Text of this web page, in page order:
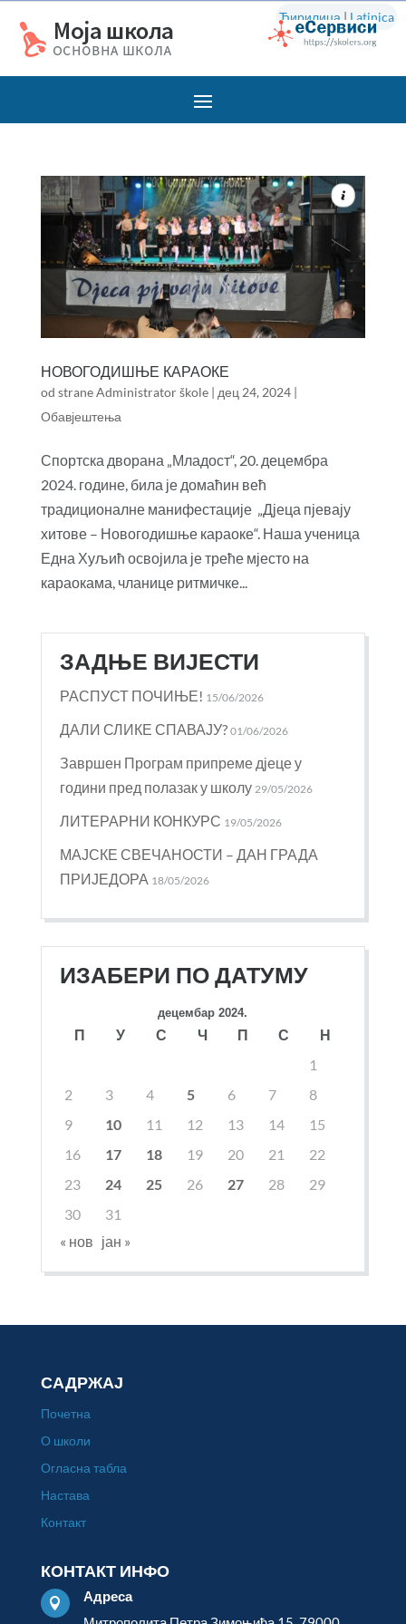
Ћирилица | Latinica
НОВОГОДИШЊЕ КАРАОКЕ
od straneAdministrator škole| дец 24, 2024|
Обавјештења
Спортска дворана „Младост“, 20. децембра
2024. године, била је домаћин већ
традиционалне манифестације „Дјеца пјевају
хитове – Новогодишње караоке“. Наша ученица
Една Хуљић освојила је треће мјесто на
караокама, чланице ритмичке...
ЗАДЊЕ ВИЈЕСТИ
РАСПУСТ ПОЧИЊЕ! 15/06/2026
ДАЛИ СЛИКЕ СПАВАЈУ? 01/06/2026
Завршен Програм припреме дјеце у
години пред полазак у школу 29/05/2026
ЛИТЕРАРНИ КОНКУРС 19/05/2026
МАЈСКЕ СВЕЧАНОСТИ – ДАН ГРАДА
ПРИЈЕДОРА 18/05/2026
ИЗАБЕРИ ПО ДАТУМУ
децембар 2024.
П У С Ч П С
Н
1
2
3 4 5 6 7
8
9
10 11 12 13 14
15
16
17 18 19 20 21
22
23
24 25 26 27 28
29
30
31
« нов јан »
САДРЖАЈ
Почетна
О школи
Огласна табла
Настава
Контакт
КОНТАКТ ИНФО

Адреса